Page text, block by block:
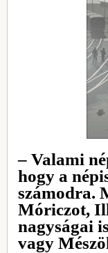
– Valami
hogy a
számodra.
Móriczot,
nagyságai
vagy